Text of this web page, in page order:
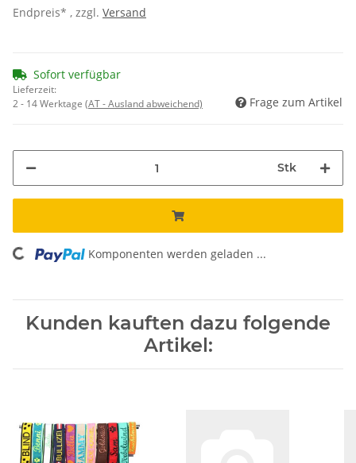
Endpreis* , zzgl. Versand
Sofort verfügbar
Lieferzeit:
2 - 14 Werktage (AT - Ausland abweichend) Frage zum Artikel
Stk
Loading... Komponenten werden geladen ...
Kunden kauften dazu folgende
Artikel: